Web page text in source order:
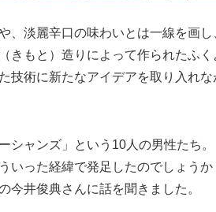
淡麗辛口の味わいとは一線を画し
きもと）造りによって作られたふく
技術に新たなアイデアを取り入れな
ャンズ」という10人の男性たち。
いった経緯で発足したのでしょうか
今井俊典さんに話を聞きました。